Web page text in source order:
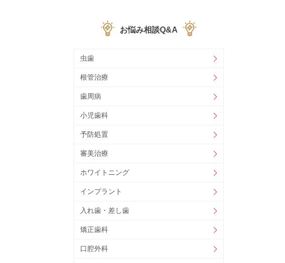
お悩み相談Q&A
虫歯
根管治療
歯周病
小児歯科
予防処置
審美治療
ホワイトニング
インプラント
入れ歯・差し歯
矯正歯科
口腔外科